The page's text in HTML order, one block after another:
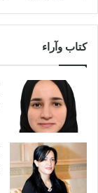
كتاب وآراء